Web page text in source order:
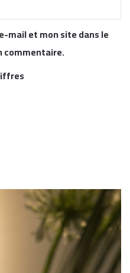
mail et mon site dans le
commentaire.